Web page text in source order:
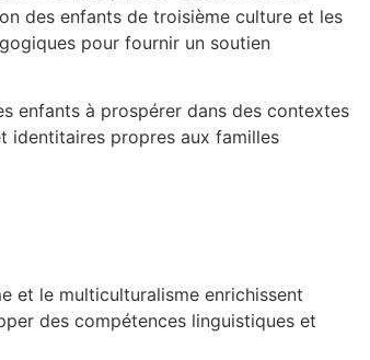
des enfants de troisième culture et les
pour fournir un soutien
enfants à prospérer dans des contextes
identitaires propres aux familles
et le multiculturalisme enrichissent
des compétences linguistiques et